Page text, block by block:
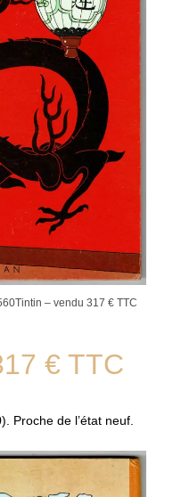
– vendu 317 € TTC
€ TTC
Proche de l’état neuf.